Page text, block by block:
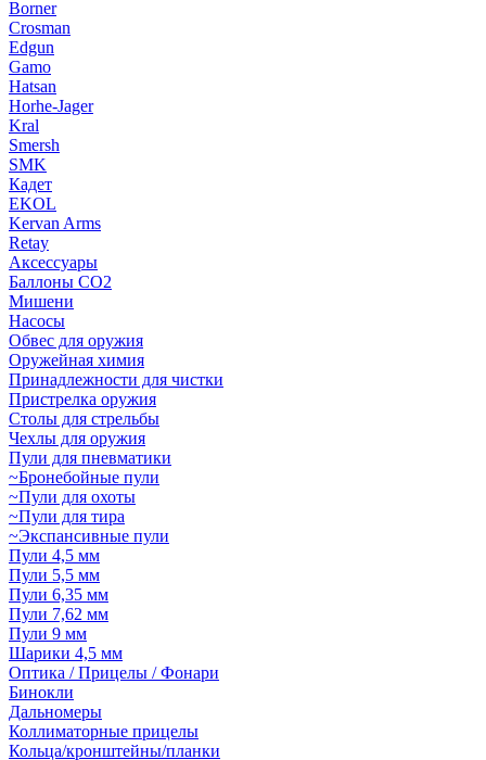
Borner
Crosman
Edgun
Gamo
Hatsan
Horhe-Jager
Kral
Smersh
SMK
Кадет
EKOL
Kervan Arms
Retay
Аксессуары
Баллоны СО2
Мишени
Насосы
Обвес для оружия
Оружейная химия
Принадлежности для чистки
Пристрелка оружия
Столы для стрельбы
Чехлы для оружия
Пули для пневматики
~Бронебойные пули
~Пули для охоты
~Пули для тира
~Экспансивные пули
Пули 4,5 мм
Пули 5,5 мм
Пули 6,35 мм
Пули 7,62 мм
Пули 9 мм
Шарики 4,5 мм
Оптика / Прицелы / Фонари
Бинокли
Дальномеры
Коллиматорные прицелы
Кольца/кронштейны/планки